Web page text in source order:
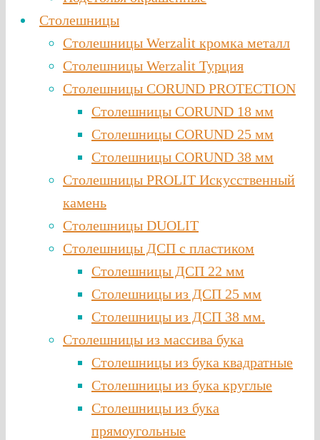
Столешницы
Столешницы Werzalit кромка металл
Столешницы Werzalit Турция
Столешницы CORUND PROTECTION
Столешницы CORUND 18 мм
Столешницы CORUND 25 мм
Столешницы CORUND 38 мм
Столешницы PROLIT Искусственный
камень
Столешницы DUOLIT
Столешницы ДСП с пластиком
Столешницы ДСП 22 мм
Столешницы из ДСП 25 мм
Столешницы из ДСП 38 мм.
Столешницы из массива бука
Столешницы из бука квадратные
Столешницы из бука круглые
Столешницы из бука
прямоугольные